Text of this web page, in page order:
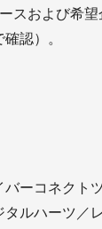
スおよび希
認）。
ーコネクト
タルハーツ／